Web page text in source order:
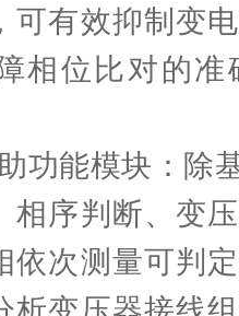
可有效抑制变
相位比对的准
能模块：除基
相序判断、变
依次测量可判